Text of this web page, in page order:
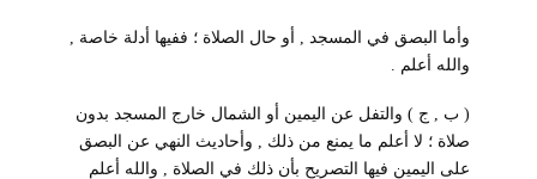
وأما البصق في المسجد , أو حال الصلاة ؛ ففيها أدلة خاصة ,
والله أعلم .
( ب , ج ) والتفل عن اليمين أو الشمال خارج المسجد بدون
صلاة ؛ لا أعلم ما يمنع من ذلك , وأحاديث النهي عن البصق
على اليمين فيها التصريح بأن ذلك في الصلاة , والله أعلم